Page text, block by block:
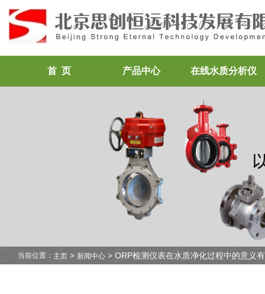
首 页 产品中心 在线水质分析仪
当前位置： 主页 > 新闻中心 > ORP检测仪表在水质净化过程中的意义